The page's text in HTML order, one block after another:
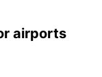
airports